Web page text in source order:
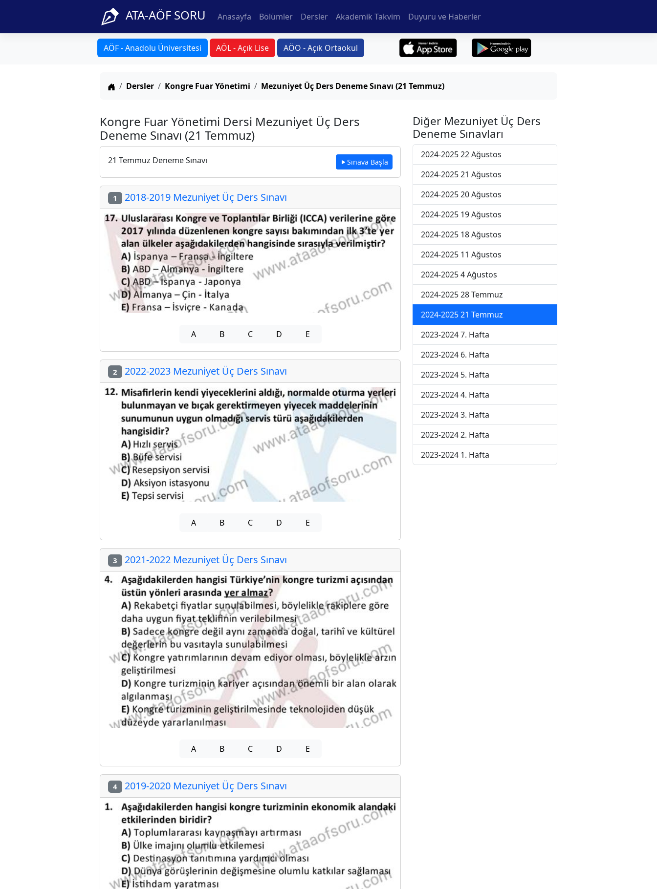
ATA-AÖF SORU Anasayfa Bölümler Dersler Akademik Takvim Duyuru ve Haberler
AÖF - Anadolu Üniversitesi AÖL - Açık Lise AÖO - Açık Ortaokul
Anasayfa
Dersler Kongre Fuar Yönetimi Mezuniyet Üç Ders Deneme Sınavı (21 Temmuz)
Kongre Fuar Yönetimi Dersi Mezuniyet Üç Ders
Deneme Sınavı (21 Temmuz)
21 Temmuz Deneme Sınavı Sınava Başla
1 2018-2019 Mezuniyet Üç Ders Sınavı
A B C D E
2 2022-2023 Mezuniyet Üç Ders Sınavı
A B C D E
3 2021-2022 Mezuniyet Üç Ders Sınavı
A B C D E
4 2019-2020 Mezuniyet Üç Ders Sınavı
Diğer Mezuniyet Üç Ders
Deneme Sınavları
2024-2025 22 Ağustos
2024-2025 21 Ağustos
2024-2025 20 Ağustos
2024-2025 19 Ağustos
2024-2025 18 Ağustos
2024-2025 11 Ağustos
2024-2025 4 Ağustos
2024-2025 28 Temmuz
2024-2025 21 Temmuz
2023-2024 7. Hafta
2023-2024 6. Hafta
2023-2024 5. Hafta
2023-2024 4. Hafta
2023-2024 3. Hafta
2023-2024 2. Hafta
2023-2024 1. Hafta